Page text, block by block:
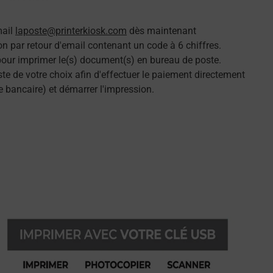
laposte@printerkiosk.com dès maintenant
par retour d'email contenant un code à 6 chiffres.
imprimer le(s) document(s) en bureau de poste.
de votre choix afin d'effectuer le paiement directement
bancaire) et démarrer l'impression.